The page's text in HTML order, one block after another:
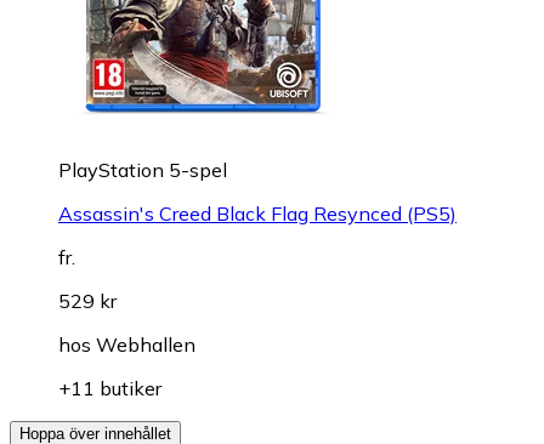
PlayStation 5-spel
Assassin's Creed Black Flag Resynced (PS5)
fr.
529 kr
hos Webhallen
+11 butiker
Hoppa över innehållet